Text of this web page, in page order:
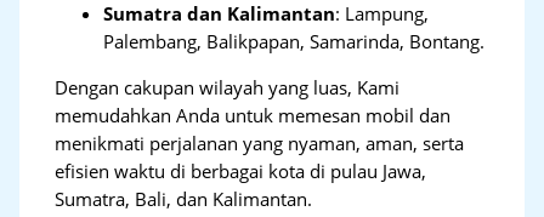
Sumatra dan Kalimantan: Lampung,
Palembang, Balikpapan, Samarinda, Bontang.
Dengan cakupan wilayah yang luas, Kami
memudahkan Anda untuk memesan mobil dan
menikmati perjalanan yang nyaman, aman, serta
efisien waktu di berbagai kota di pulau Jawa,
Sumatra, Bali, dan Kalimantan.